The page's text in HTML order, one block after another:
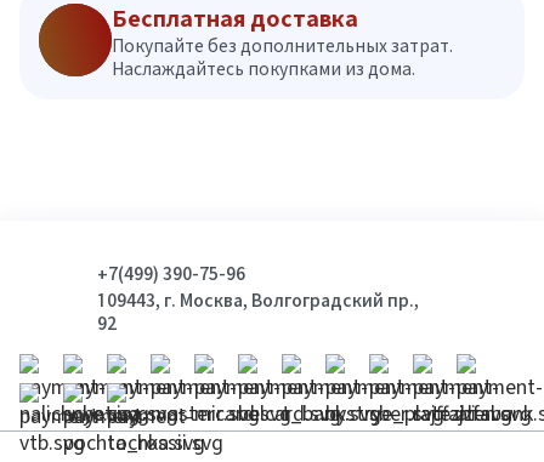
Бесплатная доставка
Покупайте без дополнительных затрат.
Наслаждайтесь покупками из дома.
+7(499) 390-75-96
109443, г. Москва, Волгоградский пр.,
92